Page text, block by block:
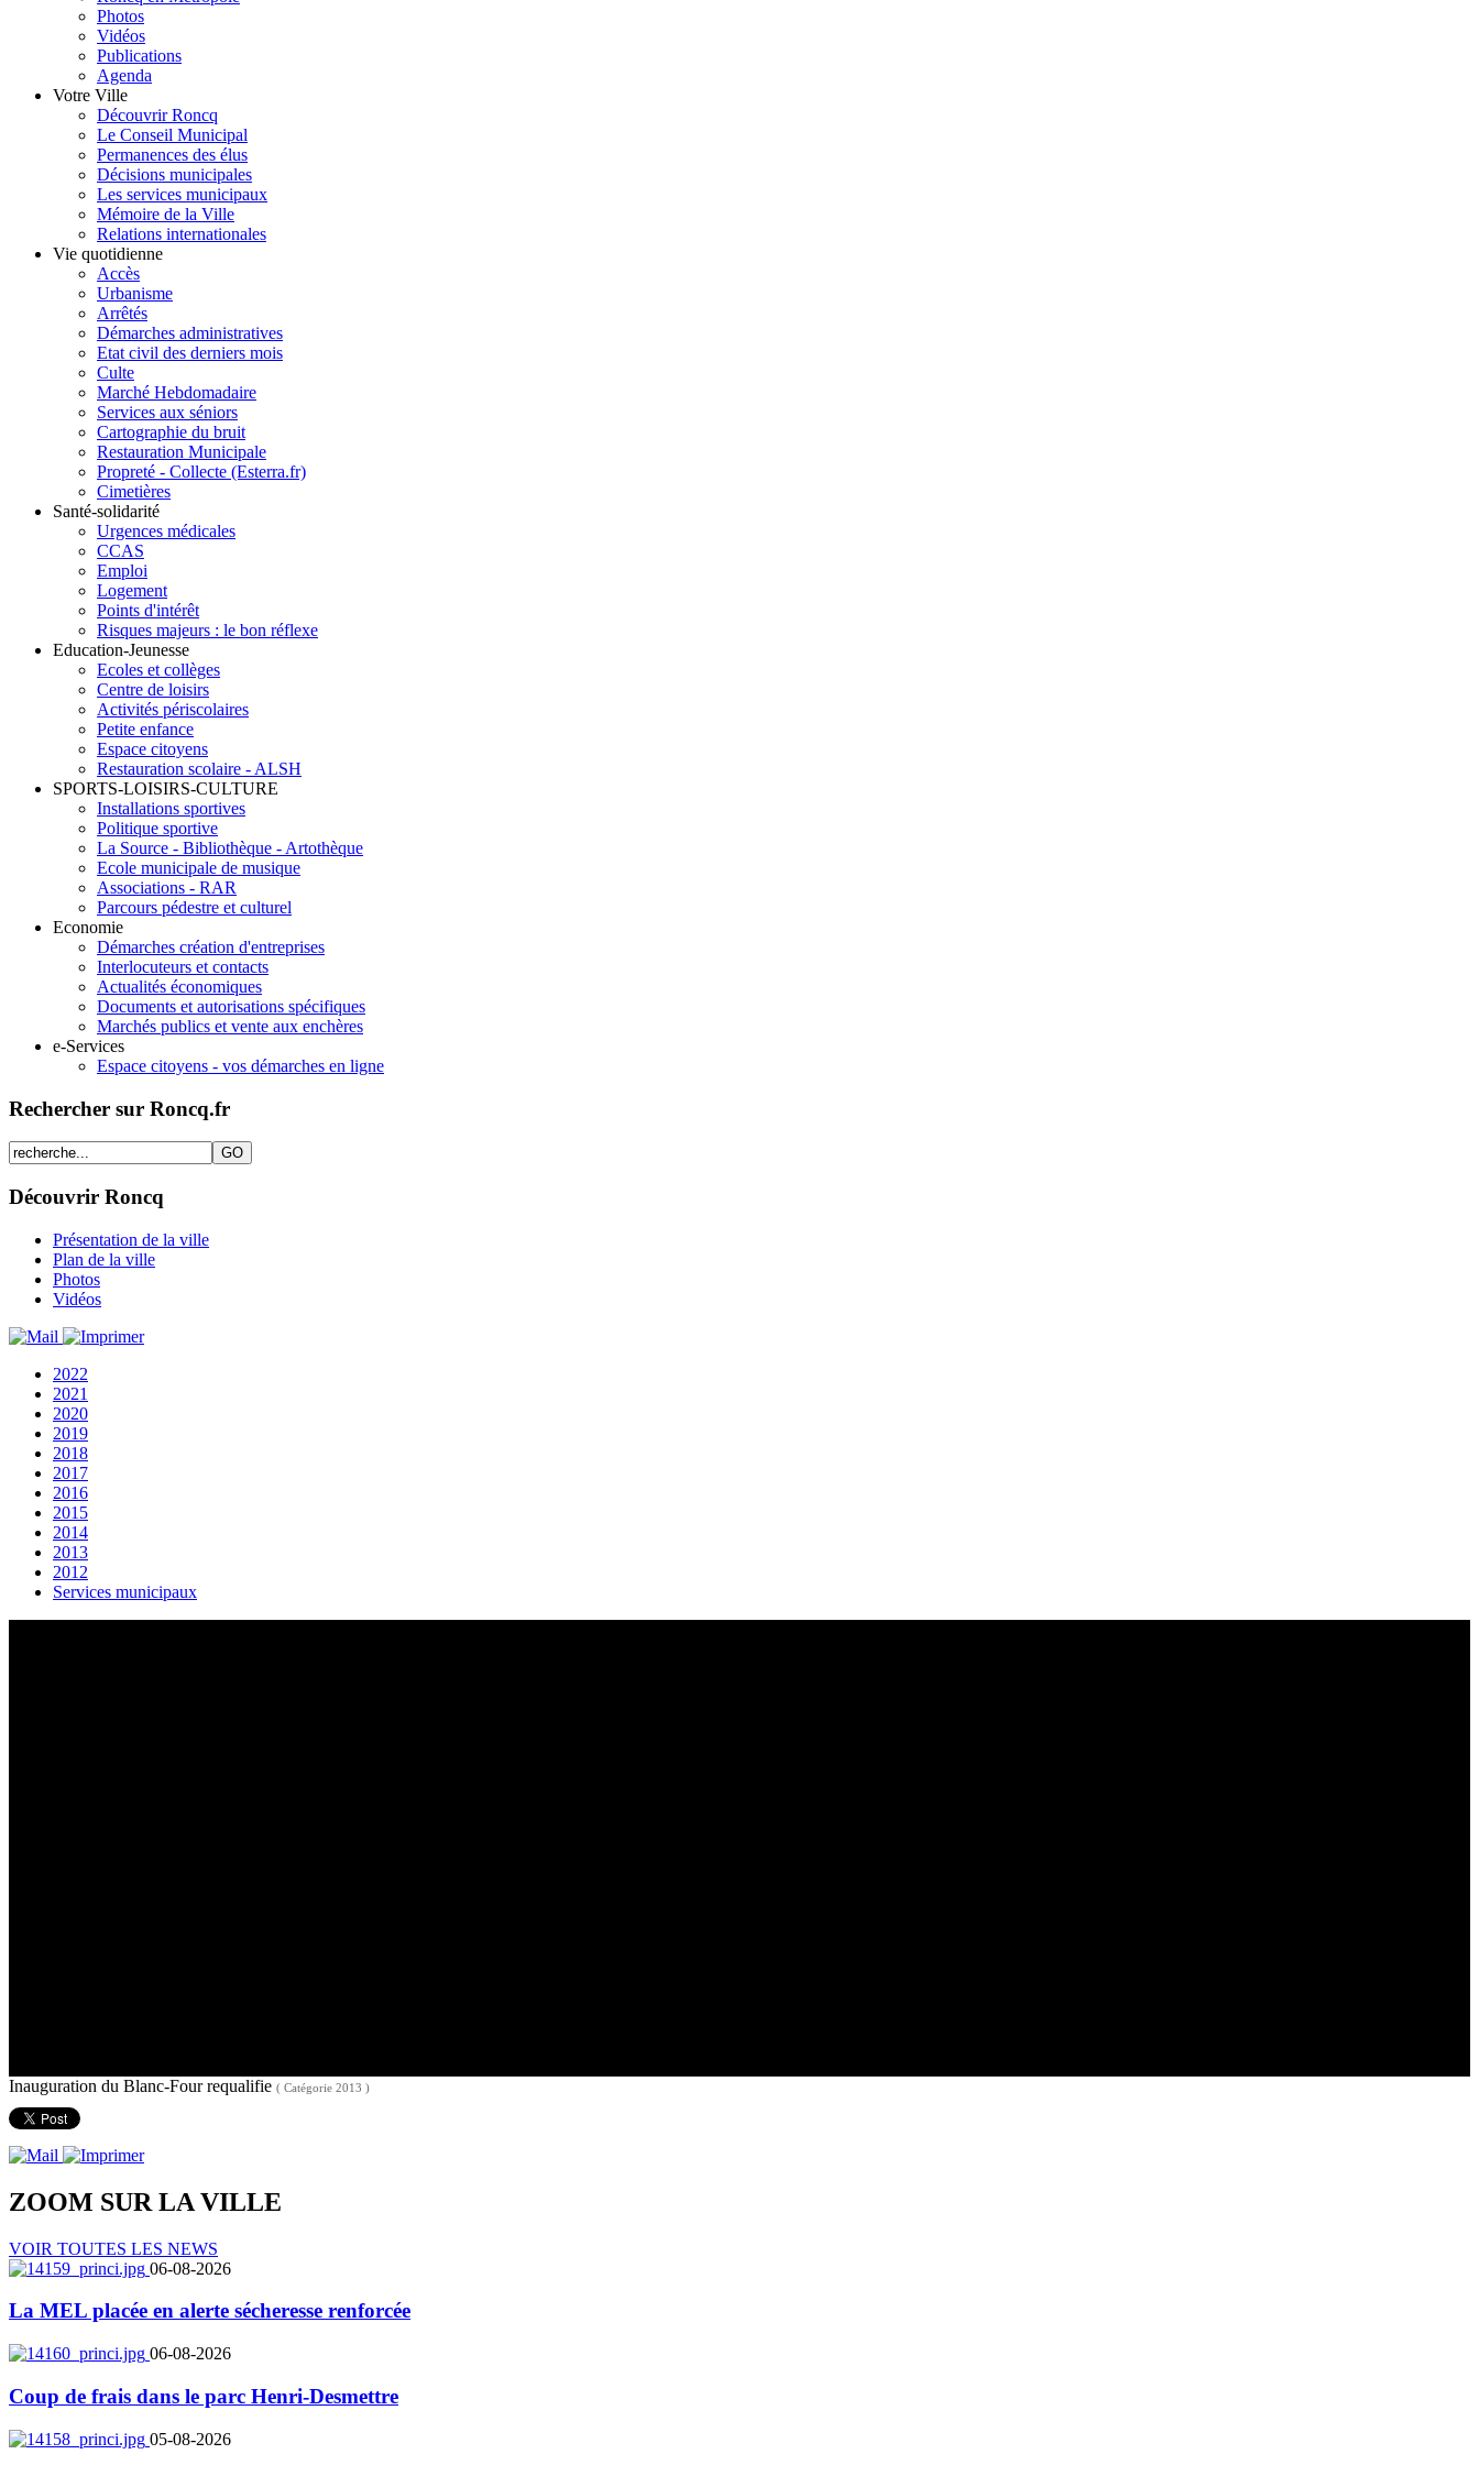
Photos
Vidéos
Publications
Agenda
Votre Ville
Découvrir Roncq
Le Conseil Municipal
Permanences des élus
Décisions municipales
Les services municipaux
Mémoire de la Ville
Relations internationales
Vie quotidienne
Accès
Urbanisme
Arrêtés
Démarches administratives
Etat civil des derniers mois
Culte
Marché Hebdomadaire
Services aux séniors
Cartographie du bruit
Restauration Municipale
Propreté - Collecte (Esterra.fr)
Cimetières
Santé-solidarité
Urgences médicales
CCAS
Emploi
Logement
Points d'intérêt
Risques majeurs : le bon réflexe
Education-Jeunesse
Ecoles et collèges
Centre de loisirs
Activités périscolaires
Petite enfance
Espace citoyens
Restauration scolaire - ALSH
SPORTS-LOISIRS-CULTURE
Installations sportives
Politique sportive
La Source - Bibliothèque - Artothèque
Ecole municipale de musique
Associations - RAR
Parcours pédestre et culturel
Economie
Démarches création d'entreprises
Interlocuteurs et contacts
Actualités économiques
Documents et autorisations spécifiques
Marchés publics et vente aux enchères
e-Services
Espace citoyens - vos démarches en ligne
Rechercher sur Roncq.fr
Découvrir Roncq
Présentation de la ville
Plan de la ville
Photos
Vidéos
2022
2021
2020
2019
2018
2017
2016
2015
2014
2013
2012
Services municipaux
Inauguration du Blanc-Four requalifie ( Catégorie 2013 )
ZOOM SUR LA VILLE
VOIR TOUTES LES NEWS
06-08-2026
La MEL placée en alerte sécheresse renforcée
06-08-2026
Coup de frais dans le parc Henri-Desmettre
05-08-2026